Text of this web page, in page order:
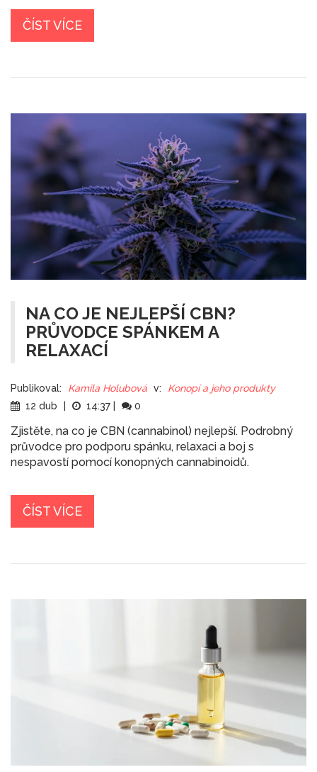
ČÍST VÍCE
NA CO JE NEJLEPŠÍ CBN?
PRŮVODCE SPÁNKEM A
RELAXACÍ
Publikoval: Kamila Holubová v:
Konopí a jeho produkty
12 dub
14:37 0
Zjistěte, na co je CBN (cannabinol) nejlepší. Podrobný
průvodce pro podporu spánku, relaxaci a boj s
nespavostí pomocí konopných cannabinoidů.
ČÍST VÍCE